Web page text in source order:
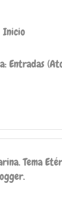
Inicio
Entradas
Tema
.